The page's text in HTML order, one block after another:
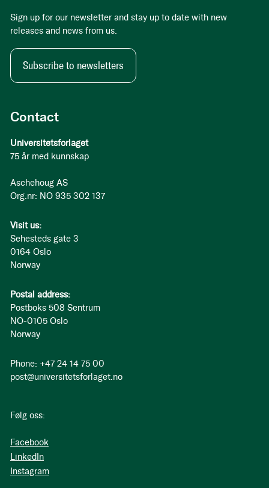
Contact
Universitetsforlaget
75 år med kunnskap
Aschehoug AS
Org.nr: NO 935 302 137
Visit us:
Sehesteds gate 3
0164 Oslo
Norway
Postal address:
Postboks 508 Sentrum
NO-0105 Oslo
Norway
Phone: +47 24 14 75 00
post@universitetsforlaget.no
Følg oss:
Facebook
LinkedIn
Instagram
Sign up for our newsletter and stay up to date with new
releases and news from us.
Subscribe to newsletters